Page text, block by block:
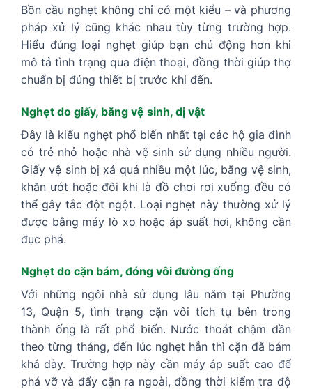
Bồn cầu nghẹt không chỉ có một kiểu – và phương
pháp xử lý cũng khác nhau tùy từng trường hợp.
Hiểu đúng loại nghẹt giúp bạn chủ động hơn khi
mô tả tình trạng qua điện thoại, đồng thời giúp thợ
chuẩn bị đúng thiết bị trước khi đến.
Nghẹt do giấy, băng vệ sinh, dị vật
Đây là kiểu nghẹt phổ biến nhất tại các hộ gia đình
có trẻ nhỏ hoặc nhà vệ sinh sử dụng nhiều người.
Giấy vệ sinh bị xả quá nhiều một lúc, băng vệ sinh,
khăn ướt hoặc đôi khi là đồ chơi rơi xuống đều có
thể gây tắc đột ngột. Loại nghẹt này thường xử lý
được bằng máy lò xo hoặc áp suất hơi, không cần
đục phá.
Nghẹt do cặn bám, đóng vôi đường ống
Với những ngôi nhà sử dụng lâu năm tại Phường
13, Quận 5, tình trạng cặn vôi tích tụ bên trong
thành ống là rất phổ biến. Nước thoát chậm dần
theo từng tháng, đến lúc nghẹt hẳn thì cặn đã bám
khá dày. Trường hợp này cần máy áp suất cao để
phá vỡ và đẩy cặn ra ngoài, đồng thời kiểm tra độ